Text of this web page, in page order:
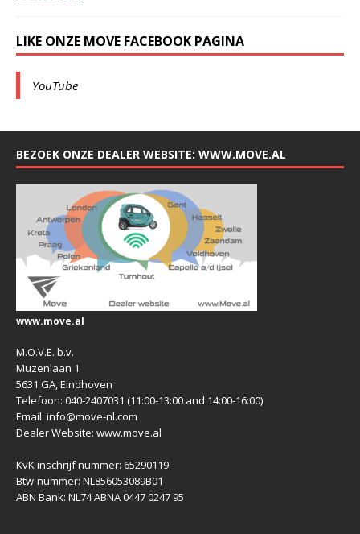
LIKE ONZE MOVE FACEBOOK PAGINA
YouTube
BEZOEK ONZE DEALER WEBSITE: WWW.MOVE.AL
www.move.al
M.O.V.E. b.v.
Muzenlaan 1
5631 GA, Eindhoven
Telefoon: 040-2407031 (11:00-13:00 and 14:00-16:00)
Email: info@move-nl.com
Dealer Website: www.move.al
KvK inschrijf nummer: 65290119
Btw-nummer: NL856053089B01
ABN Bank: NL74 ABNA 0447 0247 95